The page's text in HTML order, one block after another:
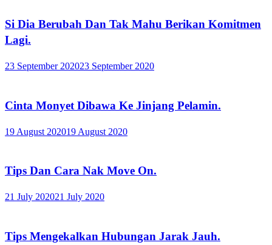
Si Dia Berubah Dan Tak Mahu Berikan Komitmen
Lagi.
23 September 202023 September 2020
Cinta Monyet Dibawa Ke Jinjang Pelamin.
19 August 202019 August 2020
Tips Dan Cara Nak Move On.
21 July 202021 July 2020
Tips Mengekalkan Hubungan Jarak Jauh.